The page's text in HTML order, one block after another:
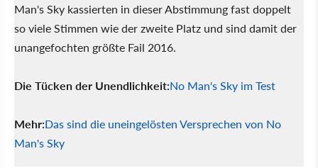
Man's Sky kassierten in dieser Abstimmung fast doppelt
so viele Stimmen wie der zweite Platz und sind damit der
unangefochten größte Fail 2016.
Die Tücken der Unendlichkeit:No Man's Sky im Test
Mehr:Das sind die uneingelösten Versprechen von No
Man's Sky